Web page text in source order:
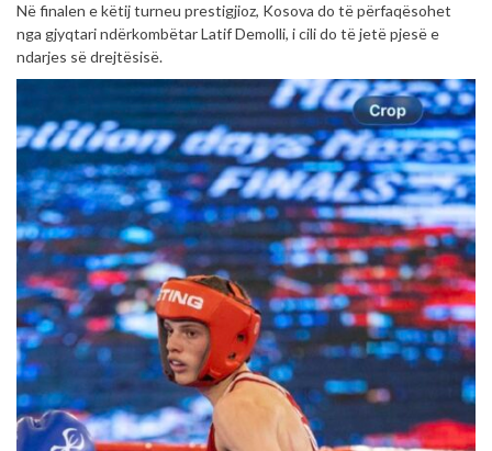
Në finalen e këtij turneu prestigjioz, Kosova do të përfaqësohet
nga gjyqtari ndërkombëtar Latif Demolli, i cili do të jetë pjesë e
ndarjes së drejtësisë.